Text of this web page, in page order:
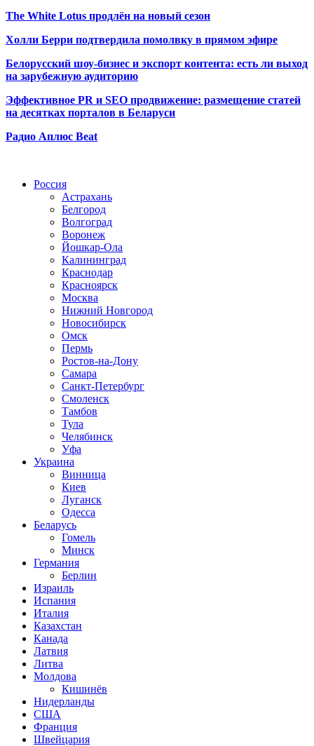
The White Lotus продлён на новый сезон
Холли Берри подтвердила помолвку в прямом эфире
Белорусский шоу-бизнес и экспорт контента: есть ли выход
на зарубежную аудиторию
Эффективное PR и SEO продвижение: размещение статей
на десятках порталов в Беларуси
Радио Аплюс Beat
Россия
Астрахань
Белгород
Волгоград
Воронеж
Йошкар-Ола
Калининград
Краснодар
Красноярск
Москва
Нижний Новгород
Новосибирск
Омск
Пермь
Ростов-на-Дону
Самара
Санкт-Петербург
Смоленск
Тамбов
Тула
Челябинск
Уфа
Украина
Винница
Киев
Луганск
Одесса
Беларусь
Гомель
Минск
Германия
Берлин
Израиль
Испания
Италия
Казахстан
Канада
Латвия
Литва
Молдова
Кишинёв
Нидерланды
США
Франция
Швейцария